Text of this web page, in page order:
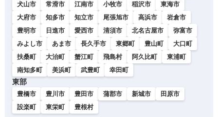
犬山市
常滑市 江南市 小牧市 稲沢市
東海市
大府市
知多市 知立市 尾張旭市 高浜市
岩倉市
豊明市
日進市 愛西市 清須市 北名古屋市
弥富市
みよし市
あま市 長久手市 東郷町 豊山町
大口町
扶桑町
大治町 蟹江町 飛島村 阿久比町
東浦町
南知多町
美浜町 武豊町 幸田町
東部
豊橋市 豊川市 豊田市 蒲郡市 新城市
田原市
設楽町
東栄町 豊根村